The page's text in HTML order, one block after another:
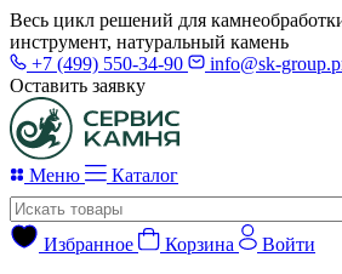
Весь цикл решений для
инструмент, натуральный камень
+7 (499) 550-34-90
info@sk-
Оставить заявку
Меню Каталог
Избранное Корзина
Войти